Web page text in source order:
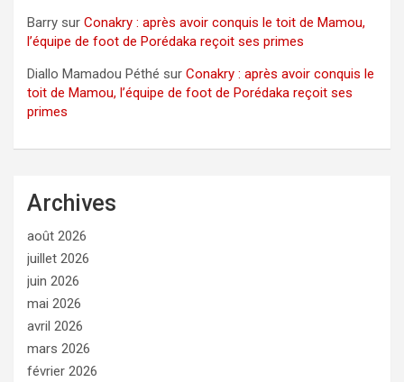
Barry sur Conakry : après avoir conquis le toit de Mamou,
l’équipe de foot de Porédaka reçoit ses primes
Diallo Mamadou Péthé sur Conakry : après avoir conquis le
toit de Mamou, l’équipe de foot de Porédaka reçoit ses
primes
Archives
août 2026
juillet 2026
juin 2026
mai 2026
avril 2026
mars 2026
février 2026